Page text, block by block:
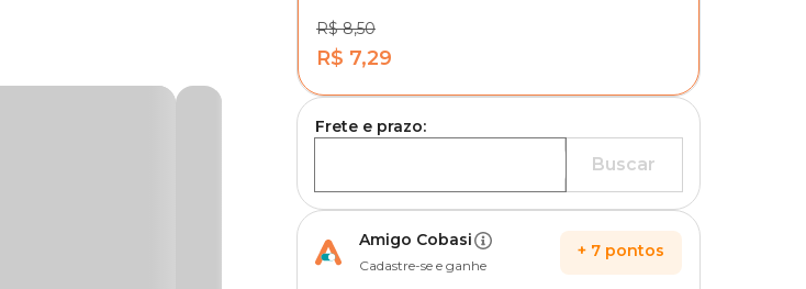
R$ 8,50
R$ 7,29
Frete e prazo:
Buscar
Amigo Cobasi
Cadastre-se e ganhe
+ 7 pontos